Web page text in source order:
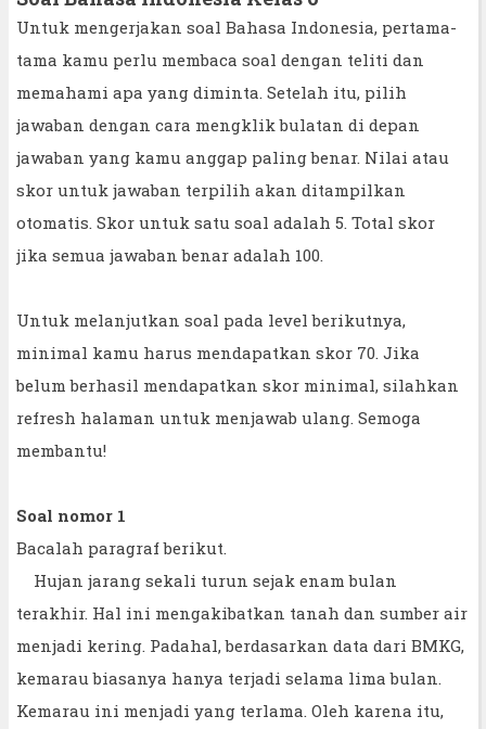
Untuk mengerjakan soal Bahasa Indonesia, pertama-
tama kamu perlu membaca soal dengan teliti dan
memahami apa yang diminta. Setelah itu, pilih
jawaban dengan cara mengklik bulatan di depan
jawaban yang kamu anggap paling benar. Nilai atau
skor untuk jawaban terpilih akan ditampilkan
otomatis. Skor untuk satu soal adalah 5. Total skor
jika semua jawaban benar adalah 100.
Untuk melanjutkan soal pada level berikutnya,
minimal kamu harus mendapatkan skor 70. Jika
belum berhasil mendapatkan skor minimal, silahkan
refresh halaman untuk menjawab ulang. Semoga
membantu!
Soal nomor 1
Bacalah paragraf berikut.
Hujan jarang sekali turun sejak enam bulan
terakhir. Hal ini mengakibatkan tanah dan sumber air
menjadi kering. Padahal, berdasarkan data dari BMKG,
kemarau biasanya hanya terjadi selama lima bulan.
Kemarau ini menjadi yang terlama. Oleh karena itu,